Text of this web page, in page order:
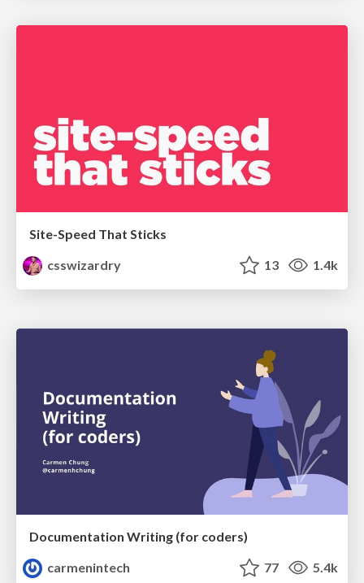
Site-Speed That Sticks
csswizardry
13 1.4k
Documentation Writing (for coders)
carmenintech
77 5.4k